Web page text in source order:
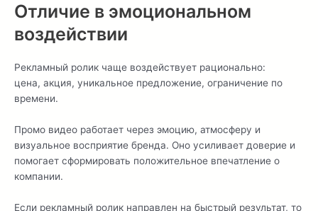
Отличие в эмоциональном
воздействии
Рекламный ролик чаще воздействует рационально:
цена, акция, уникальное предложение, ограничение по
времени.
Промо видео работает через эмоцию, атмосферу и
визуальное восприятие бренда. Оно усиливает доверие и
помогает сформировать положительное впечатление о
компании.
Если рекламный ролик направлен на быстрый результат, то